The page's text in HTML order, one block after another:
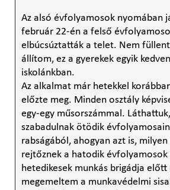
Az alsó évfolyamosok nyomában
február 22-én a felső
elbúcsúztatták a telet. Nem
állítom, ez a gyerekek egyik
iskolánkban.
Az alkalmat már hetekkel
előzte meg. Minden osztály
egy-egy műsorszámmal.
szabadulnak ötödik
rabságából, ahogyan azt is,
rejtőznek a hatodik évfolyamosok
hetedikesek munkás brigádja előtt
megemeltem a munkavédelmi